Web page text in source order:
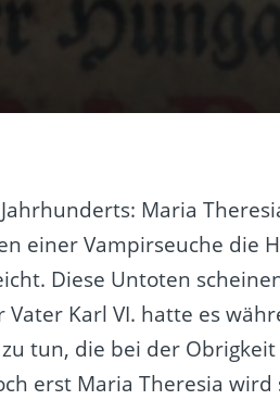
Maria
einer Vampirseuche die
Diese Untoten
Karl VI. hatte es
tun, die bei der
erst Maria Theresia wird